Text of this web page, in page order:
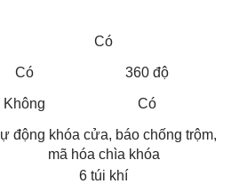
Có
Có
360 độ
Không Có
động khóa cửa, báo chống trộm,
mã hóa chìa khóa
6 túi khí